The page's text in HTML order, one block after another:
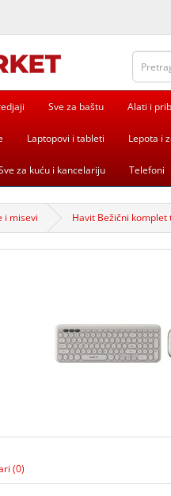
Sve za baštu Alati i
Laptopovi i tableti Lepota i
za kuću i kancelariju Telefoni
i misevi Havit Bežični komplet
(0)